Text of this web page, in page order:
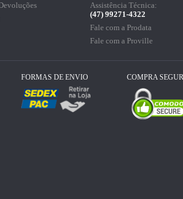
Assistência Técnica:
(47) 99271-4322
Fale com a Prodata
Fale com a Proville
FORMAS DE ENVIO COMPRA